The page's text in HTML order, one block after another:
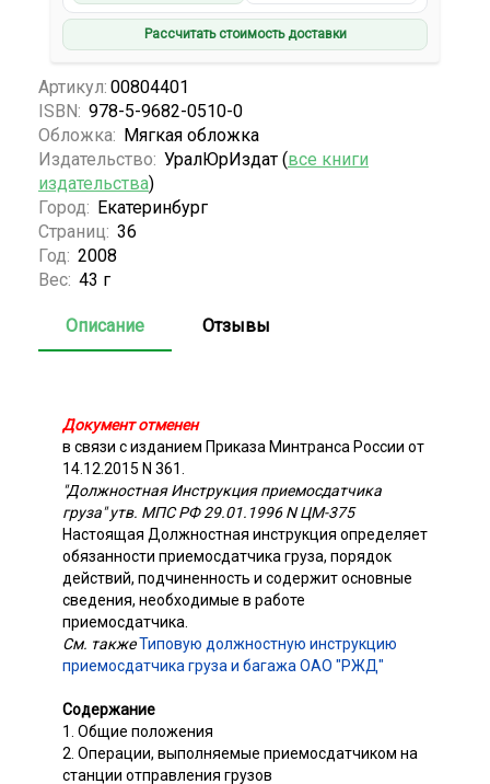
Рассчитать стоимость доставки
Артикул: 00804401
ISBN: 978-5-9682-0510-0
Обложка: Мягкая обложка
Издательство: УралЮрИздат (все книги
издательства)
Город: Екатеринбург
Страниц: 36
Год: 2008
Вес: 43 г
Описание Отзывы
Документ отменен
в связи с изданием Приказа Минтранса России от
14.12.2015 N 361.
"Должностная Инструкция приемосдатчика
груза" утв. МПС РФ 29.01.1996 N ЦМ-375
Настоящая Должностная инструкция определяет
обязанности приемосдатчика груза, порядок
действий, подчиненность и содержит основные
сведения, необходимые в работе
приемосдатчика.
См. такжеТиповую должностную инструкцию
приемосдатчика груза и багажа ОАО "РЖД"
Содержание
1. Общие положения
2. Операции, выполняемые приемосдатчиком на
станции отправления грузов